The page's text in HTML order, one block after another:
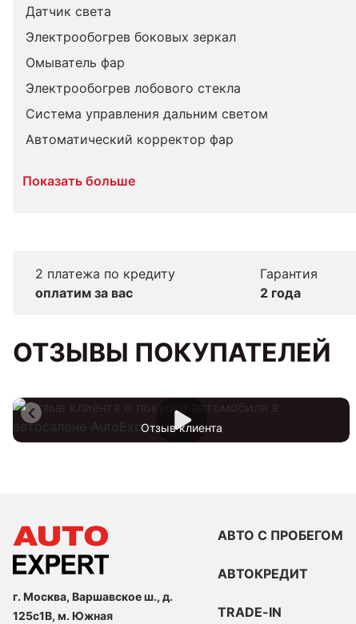
Датчик света
Электрообогрев боковых зеркал
Омыватель фар
Электрообогрев лобового стекла
Система управления дальним светом
Автоматический корректор фар
Показать больше
2 платежа по кредиту
оплатим за вас
Гарантия
2 года
ОТЗЫВЫ ПОКУПАТЕЛЕЙ
Отзыв клиента
г. Москва, Варшавское ш., д.
125с1В, м. Южная
АВТО С ПРОБЕГОМ
АВТОКРЕДИТ
TRADE-IN